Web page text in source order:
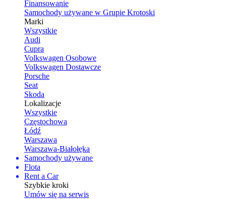
Finansowanie
Samochody używane w Grupie Krotoski
Marki
Wszystkie
Audi
Cupra
Volkswagen Osobowe
Volkswagen Dostawcze
Porsche
Seat
Skoda
Lokalizacje
Wszystkie
Częstochowa
Łódź
Warszawa
Warszawa-Białołęka
Samochody używane
Flota
Rent a Car
Szybkie kroki
Umów się na serwis